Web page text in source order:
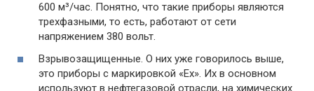
600 м³/час. Понятно, что такие приборы являются
трехфазными, то есть, работают от сети
напряжением 380 вольт.
Взрывозащищенные. О них уже говорилось выше,
это приборы с маркировкой «Ех». Их в основном
используют в нефтегазовой отрасли, на химических